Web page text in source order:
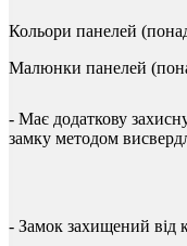
Кольори панелей (
Малюнки панелей (
- Має додаткову
замку методом
- Замок захищений від